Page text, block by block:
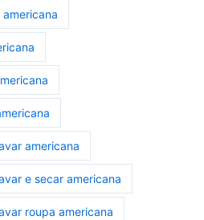
americana
e secar americana
roupa americana